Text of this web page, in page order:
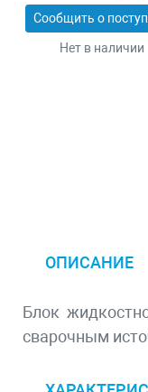
Нет в наличии
ОПИСАНИЕ
Блок
сварочным